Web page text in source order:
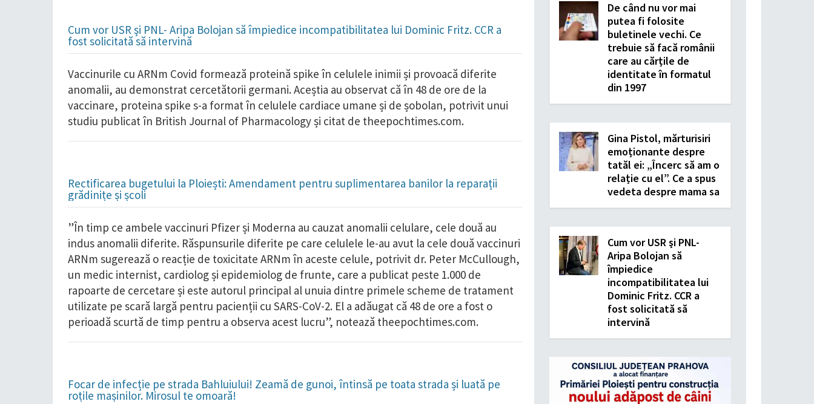
Cum vor USR şi PNL- Aripa Bolojan să împiedice incompatibilitatea lui Dominic Fritz. CCR a
fost solicitată să intervină
Vaccinurile cu ARNm Covid formează proteină spike în celulele inimii și provoacă diferite
anomalii, au demonstrat cercetătorii germani. Aceștia au observat că în 48 de ore de la
vaccinare, proteina spike s-a format în celulele cardiace umane și de șobolan, potrivit unui
studiu publicat în British Journal of Pharmacology și citat de theepochtimes.com.
Rectificarea bugetului la Ploiești: Amendament pentru suplimentarea banilor la reparații
grădinițe și școli
”În timp ce ambele vaccinuri Pfizer și Moderna au cauzat anomalii celulare, cele două au
indus anomalii diferite. Răspunsurile diferite pe care celulele le-au avut la cele două vaccinuri
ARNm sugerează o reacție de toxicitate ARNm în aceste celule, potrivit dr. Peter McCullough,
un medic internist, cardiolog și epidemiolog de frunte, care a publicat peste 1.000 de
rapoarte de cercetare și este autorul principal al unuia dintre primele scheme de tratament
utilizate pe scară largă pentru pacienții cu SARS-CoV-2. El a adăugat că 48 de ore a fost o
perioadă scurtă de timp pentru a observa acest lucru”, notează theepochtimes.com.
Focar de infecție pe strada Bahluiului! Zeamă de gunoi, întinsă pe toata strada și luată pe
roțile mașinilor. Mirosul te omoară!
De când nu vor mai
putea fi folosite
buletinele vechi. Ce
trebuie să facă românii
care au cărțile de
identitate în formatul
din 1997
Gina Pistol, mărturisiri
emoționante despre
tatăl ei: „Încerc să am o
relație cu el”. Ce a spus
vedeta despre mama sa
Cum vor USR şi PNL-
Aripa Bolojan să
împiedice
incompatibilitatea lui
Dominic Fritz. CCR a
fost solicitată să
intervină